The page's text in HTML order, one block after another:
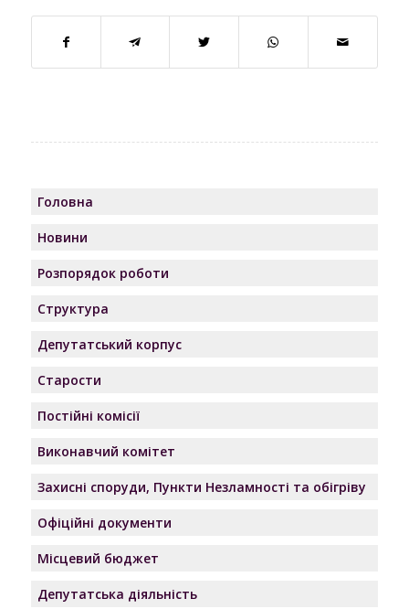
Головна
Новини
Розпорядок роботи
Структура
Депутатський корпус
Старости
Постійні комісії
Виконавчий комітет
Захисні споруди, Пункти Незламності та обігріву
Офіційні документи
Місцевий бюджет
Депутатська діяльність